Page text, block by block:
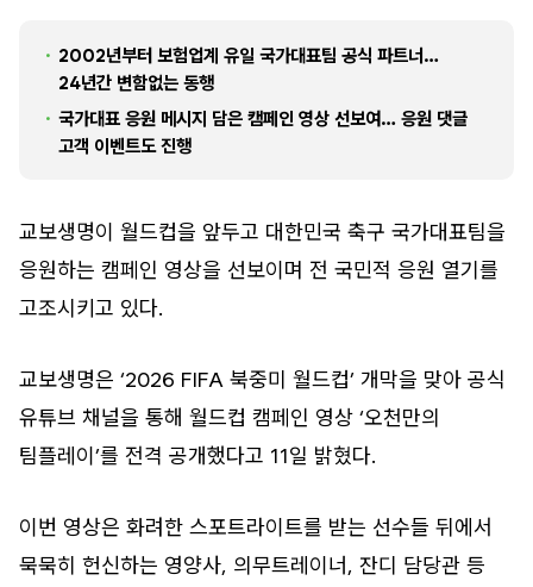
2002년부터 보험업계 유일 국가대표팀 공식 파트너…
24년간 변함없는 동행
국가대표 응원 메시지 담은 캠페인 영상 선보여… 응원 댓글
고객 이벤트도 진행
교보생명이 월드컵을 앞두고 대한민국 축구 국가대표팀을
응원하는 캠페인 영상을 선보이며 전 국민적 응원 열기를
고조시키고 있다.
교보생명은 ‘2026 FIFA 북중미 월드컵’ 개막을 맞아 공식
유튜브 채널을 통해 월드컵 캠페인 영상 ‘오천만의
팀플레이’를 전격 공개했다고 11일 밝혔다.
이번 영상은 화려한 스포트라이트를 받는 선수들 뒤에서
묵묵히 헌신하는 영양사, 의무트레이너, 잔디 담당관 등